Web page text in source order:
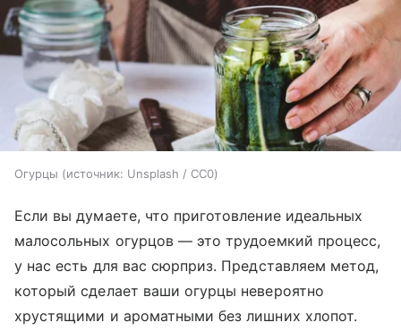
Огурцы источник: Unsplash / CC0
Если вы думаете, что приготовление идеальных
малосольных огурцов — это трудоемкий процесс,
у нас есть для вас сюрприз. Представляем метод,
который сделает ваши огурцы невероятно
хрустящими и ароматными без лишних хлопот.